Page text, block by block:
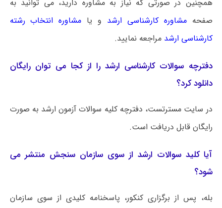
همچنین در صورتی که نیاز به مشاوره دارید، می توانید به
صفحهمشاوره کارشناسی ارشد و یا مشاوره انتخاب رشته
کارشناسی ارشد مراجعه نمایید.
دفترچه سوالات کارشناسی ارشد را از کجا می توان رایگان
دانلود کرد؟
در سایت مسترتست، دفترچه کلیه سوالات آزمون ارشد به صورت
رایگان قابل دریافت است.
آیا کلید سوالات ارشد از سوی سازمان سنجش منتشر می
شود؟
بله، پس از برگزاری کنکور، پاسخنامه کلیدی از سوی سازمان